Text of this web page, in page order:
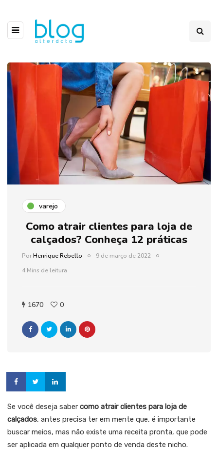
varejo
Como atrair clientes para loja de
calçados? Conheça 12 práticas
PorHenrique Rebello
9 de março de 2022
4 Mins de leitura
1670 0
Se você deseja saber como atrair clientes para loja de
calçados, antes precisa ter em mente que, é importante
buscar meios, mas não existe uma receita pronta, que pode
ser aplicada em qualquer ponto de venda deste nicho.